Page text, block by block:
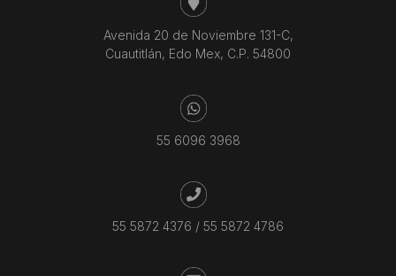
Avenida 20 de Noviembre 131-C,
Cuautitlán, Edo Mex, C.P. 54800
55 6096 3968
55 5872 4376 / 55 5872 4786